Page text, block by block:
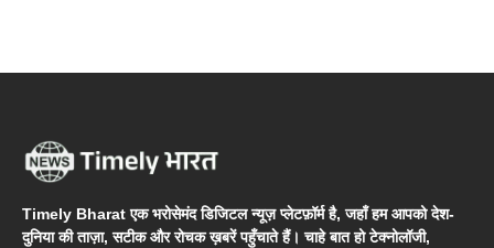
Timely Bharat एक भरोसेमंद डिजिटल न्यूज़ प्लेटफ़ॉर्म है, जहाँ हम आपको देश-
दुनिया की ताज़ा, सटीक और रोचक ख़बरें पहुँचाते हैं। चाहे बात हो टेक्नोलॉजी,